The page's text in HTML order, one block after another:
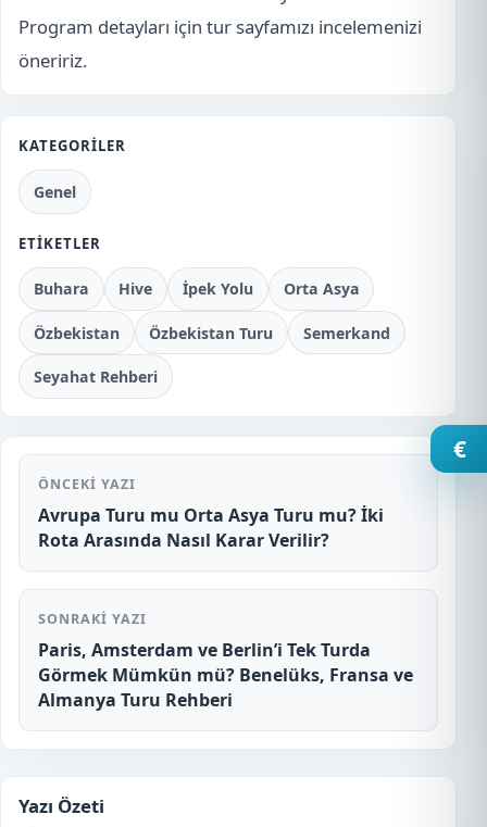
Program detayları için tur sayfamızı incelemenizi
öneririz.
KATEGORILER
Genel
ETIKETLER
Buhara Hive İpek Yolu Orta Asya
Özbekistan Özbekistan Turu Semerkand
Seyahat Rehberi
ÖNCEKI YAZI
Avrupa Turu mu Orta Asya Turu mu? İki
Rota Arasında Nasıl Karar Verilir?
SONRAKI YAZI
Paris, Amsterdam ve Berlin’i Tek Turda
Görmek Mümkün mü? Benelüks, Fransa ve
Almanya Turu Rehberi
Yazı Özeti
€